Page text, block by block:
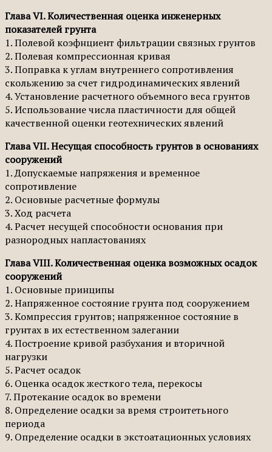
Глава VI. Количественная оценка инженерных
показателей грунта
1. Полевой коэфнциент фильтрации связных грунтов
2. Полевая компрессионная кривая
3. Поправка к углам внутреннего сопротивления
скольжению за счет гидродинамических явлений
4. Установление расчетного объемного веса грунтов
5. Использование числа пластичности для общей
качественной оценки геотехнических явлений
Глава VII. Несущая способность грунтов в основаниях
сооружений
1. Допускаемые напряжения и временное
сопротивление
2. Основные расчетные формулы
3. Ход расчета
4. Расчет несущей способности основания при
разнородных напластованиях
Глава VIII. Количественная оценка возможных осадок
сооружений
1. Основные принципы
2. Напряженное состояние грунта под сооружением
3. Компрессия грунтов; напряженное состояние в
грунтах в их естественном залегании
4. Построение кривой разбухания и вторичной
нагрузки
5. Расчет осадок
6. Оценка осадок жесткого тела, перекосы
7. Протекание осадок во времени
8. Определение осадки за время строитетьного
периода
9. Определение осадки в экстоатационных условиях